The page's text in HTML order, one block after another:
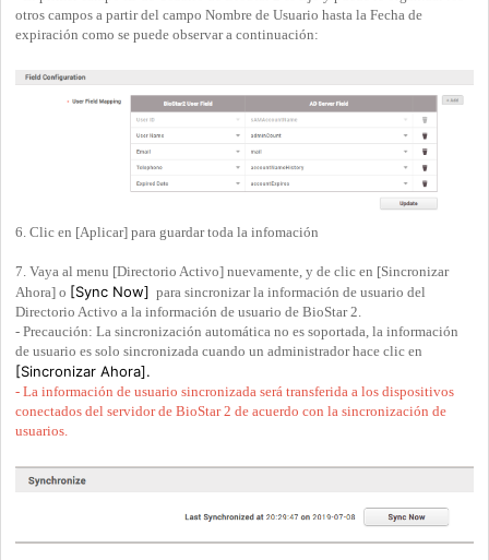
otros campos a partir del campo Nombre de Usuario hasta la Fecha de
expiración como se puede observar a continuación:
6. Clic en [Aplicar] para guardar toda la infomación
7. Vaya al menu [Directorio Activo] nuevamente, y de clic en [Sincronizar
Ahora] o [Sync Now] para sincronizar la información de usuario del
Directorio Activo a la información de usuario de BioStar 2.
- Precaución: La sincronización automática no es soportada, la información
de usuario es solo sincronizada cuando un administrador hace clic en
[Sincronizar Ahora].
- La información de usuario sincronizada será transferida a los dispositivos
conectados del servidor de BioStar 2 de acuerdo con la sincronización de
usuarios.